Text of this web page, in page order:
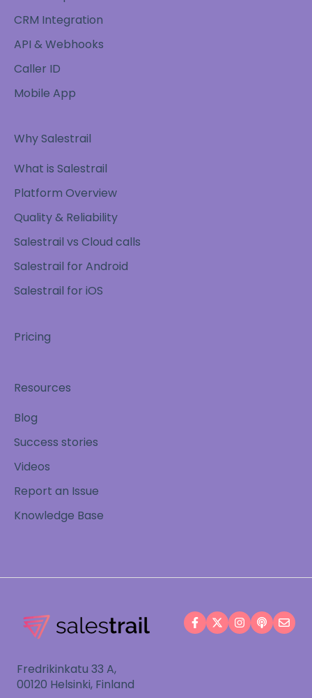
CRM Integration
API & Webhooks
Caller ID
Mobile App
Why Salestrail
What is Salestrail
Platform Overview
Quality & Reliability
Salestrail vs Cloud calls
Salestrail for Android
Salestrail for iOS
Pricing
Resources
Blog
Success stories
Videos
Report an Issue
Knowledge Base
Fredrikinkatu 33 A,
00120 Helsinki, Finland